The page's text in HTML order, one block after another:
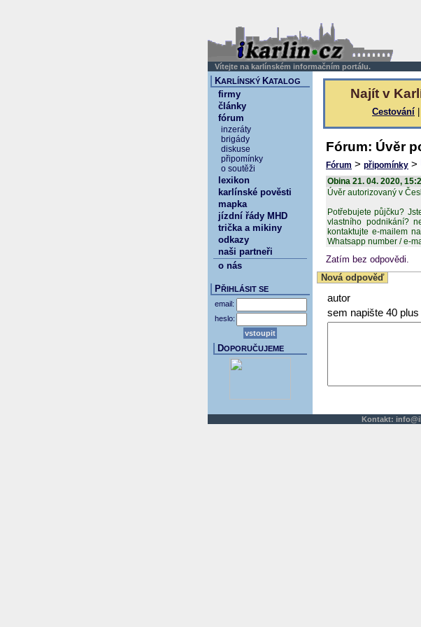
Vítejte na karlínském informačním portálu.
Najít v
Cestování
Fórum: Úvěr
Fórum > připomínky >
Obina 21. 04. 2020,
Úvěr autorizovaný v
Potřebujete půjčku?
vlastního podnikání?
kontaktujte e-mailem
Whatsapp number / e-
Zatím bez odpovědi.
Nová odpověď
autor
sem napište 40 plus
KARLÍNSKÝ KATALOG
firmy
články
fórum
inzeráty
brigády
diskuse
připomínky
o soutěži
lexikon
karlínské pověsti
mapka
jízdní řády MHD
trička a mikiny
odkazy
naši partneři
o nás
PŘIHLÁSIT SE
email:
heslo:
DOPORUČUJEME
Kontakt: